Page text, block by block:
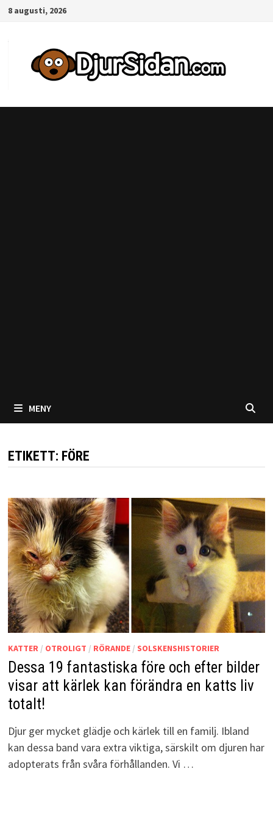
Hoppa
innehåll
8 augusti, 2026
MENY
ETIKETT: FÖRE
KATTER/ OTROLIGT / RÖRANDE/ SOLSKENSHISTORIER
Dessa 19 fantastiska före och efter bilder
visar att kärlek kan förändra en katts liv
totalt!
Djur ger mycket glädje och kärlek till en familj. Ibland
kan dessa band vara extra viktiga, särskilt om djuren har
adopterats från svåra förhållanden. Vi …